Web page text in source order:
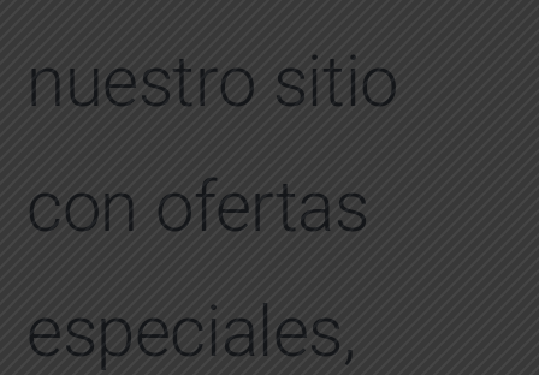
nuestro sitio
con ofertas
especiales,